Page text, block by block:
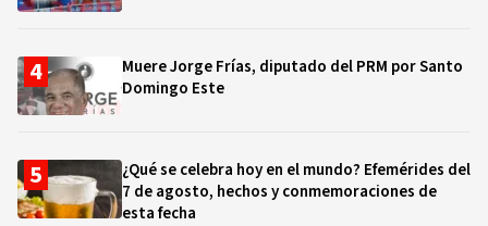
Muere Jorge Frías, diputado del PRM por Santo
Domingo Este
¿Qué se celebra hoy en el mundo? Efemérides del
7 de agosto, hechos y conmemoraciones de
esta fecha